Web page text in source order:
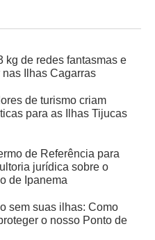
kg de redes fantasmas e
nas Ilhas Cagarras
de turismo criam
para as Ilhas Tijucas
de Referência para
jurídica sobre o
de Ipanema
sem suas ilhas: Como
o nosso Ponto de